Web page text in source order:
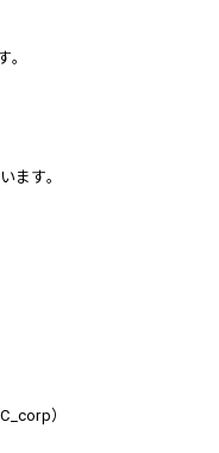
。
ます。
）